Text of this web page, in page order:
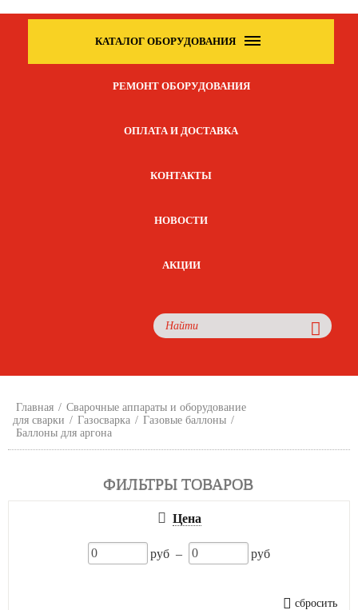
КАТАЛОГ ОБОРУДОВАНИЯ
РЕМОНТ ОБОРУДОВАНИЯ
ОПЛАТА И ДОСТАВКА
КОНТАКТЫ
НОВОСТИ
АКЦИИ
Главная / Сварочные аппараты и оборудование
для сварки / Газосварка / Газовые баллоны /
Баллоны для аргона
ФИЛЬТРЫ ТОВАРОВ
Цена
руб – руб
сбросить